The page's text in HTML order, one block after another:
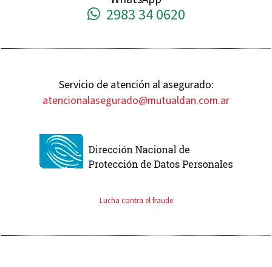
2983 34 0620
Servicio de atención al asegurado:
atencionalasegurado@mutualdan.com.ar
Lucha contra el fraude